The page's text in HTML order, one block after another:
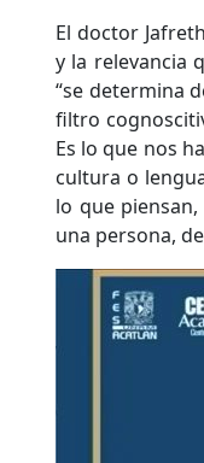
El doctor
y la relevancia
“se determina
filtro
Es lo que nos
cultura o
lo que
una persona,